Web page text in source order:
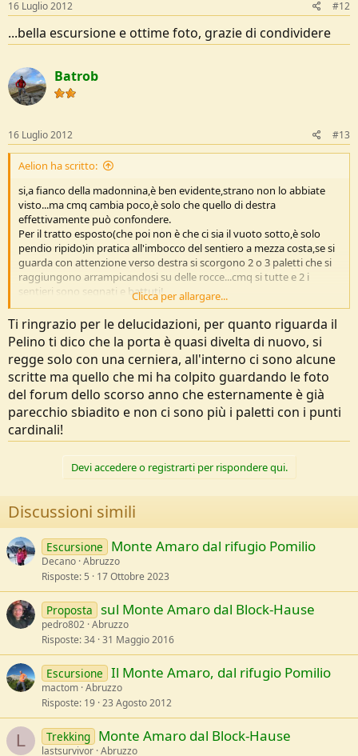
16 Luglio 2012 #12
...bella escursione e ottime foto, grazie di condividere
Batrob
16 Luglio 2012 #13
Aelion ha scritto:
si,a fianco della madonnina,è ben evidente,strano non lo abbiate
visto...ma cmq cambia poco,è solo che quello di destra
effettivamente può confondere.
Per il tratto esposto(che poi non è che ci sia il vuoto sotto,è solo
pendio ripido)in pratica all'imbocco del sentiero a mezza costa,se si
guarda con attenzione verso destra si scorgono 2 o 3 paletti che si
raggiungono arrampicandosi su delle rocce...cmq si tutte e 2 i
sentieri sono segnati e battuti!
come vi è sembrato il bivacco pelino?
Con tristezza ho potuto constatare che sta ridiventando lo schifo
che era,per via degli incivili che pullulano anche lì.L'anno scorso le
pareti erano questi senza scritte...quest'anno già sono aumentate di
molto...
Clicca per allargare...
Ti ringrazio per le delucidazioni, per quanto riguarda il
Pelino ti dico che la porta è quasi divelta di nuovo, si
regge solo con una cerniera, all'interno ci sono alcune
scritte ma quello che mi ha colpito guardando le foto
del forum dello scorso anno che esternamente è già
parecchio sbiadito e non ci sono più i paletti con i punti
cardinali!
Devi accedere o registrarti per rispondere qui.
Discussioni simili
Escursione Monte Amaro dal rifugio Pomilio
Decano Abruzzo
Risposte 5 17 Ottobre 2023
Proposta sul Monte Amaro dal Block-Hause
pedro802 Abruzzo
Risposte 34 31 Maggio 2016
Escursione Il Monte Amaro, dal rifugio Pomilio
mactom Abruzzo
Risposte 19 23 Agosto 2012
L Trekking Monte Amaro dal Block-Hause
lastsurvivor Abruzzo